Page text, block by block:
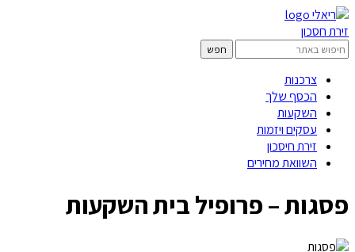
זירת חסכון
צרכנות
הכסף שלך
השקעות
עסקים ויזמות
זירת חיסכון
השוואת מחירים
פסגות – פרופיל בית השקעות